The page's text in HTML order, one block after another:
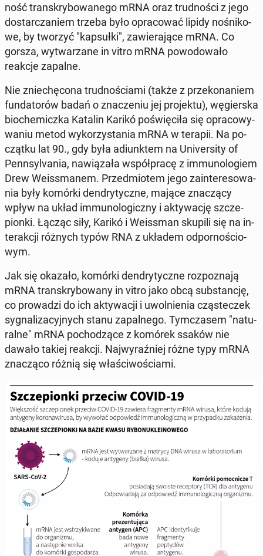
ność trans­kry­bo­wa­ne­go mRNA oraz trud­no­ści z jego
do­star­cza­niem trzeba było opra­co­wać lipidy no­śni­ko­
we, by tworzyć "kap­suł­ki", za­wie­ra­ją­ce mRNA. Co
gorsza, wy­twa­rza­ne in vitro mRNA po­wo­do­wa­ło
reakcje zapalne.
Nie znie­chę­co­na trud­no­ścia­mi (także z prze­ko­na­niem
fun­da­to­rów badań o zna­cze­niu jej pro­jek­tu), wę­gier­ska
bio­che­micz­ka Katalin Karikó po­świę­ci­ła się opra­co­wy­
wa­niu metod wy­ko­rzy­sta­nia mRNA w terapii. Na po­
cząt­ku lat 90., gdy była ad­iunk­tem na Uni­ver­si­ty of
Pen­n­sy­lva­nia, na­wią­za­ła współ­pra­cę z im­mu­no­lo­giem
Drew We­is­sma­nem. Przed­mio­tem jego za­in­te­re­so­wa­
nia były komórki den­dry­tycz­ne, mające zna­czą­cy
wpływ na układ im­mu­no­lo­gicz­ny i ak­ty­wa­cję szcze­
pion­ki. Łącząc siły, Karikó i We­is­sman skupili się na in­
te­rak­cji różnych typów RNA z układem od­por­no­ścio­
wym.
Jak się okazało, komórki den­dry­tycz­ne roz­po­zna­ją
mRNA trans­kry­bo­wa­ny in vitro jako obcą sub­stan­cję,
co pro­wa­dzi do ich ak­ty­wa­cji i uwol­nie­nia czą­ste­czek
sy­gna­li­za­cyj­nych stanu za­pal­ne­go. Tym­cza­sem "na­tu­
ral­ne" mRNA po­cho­dzą­ce z komórek ssaków nie
dawało takiej reakcji. Naj­wy­raź­niej różne typy mRNA
zna­czą­co różnią się wła­ści­wo­ścia­mi.